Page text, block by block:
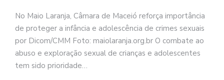
No Maio Laranja, Câmara de Maceió reforça importância
de proteger a infância e adolescência de crimes sexuais
por Dicom/CMM Foto: maiolaranja.org.br O combate ao
abuso e exploração sexual de crianças e adolescentes
tem sido prioridade…